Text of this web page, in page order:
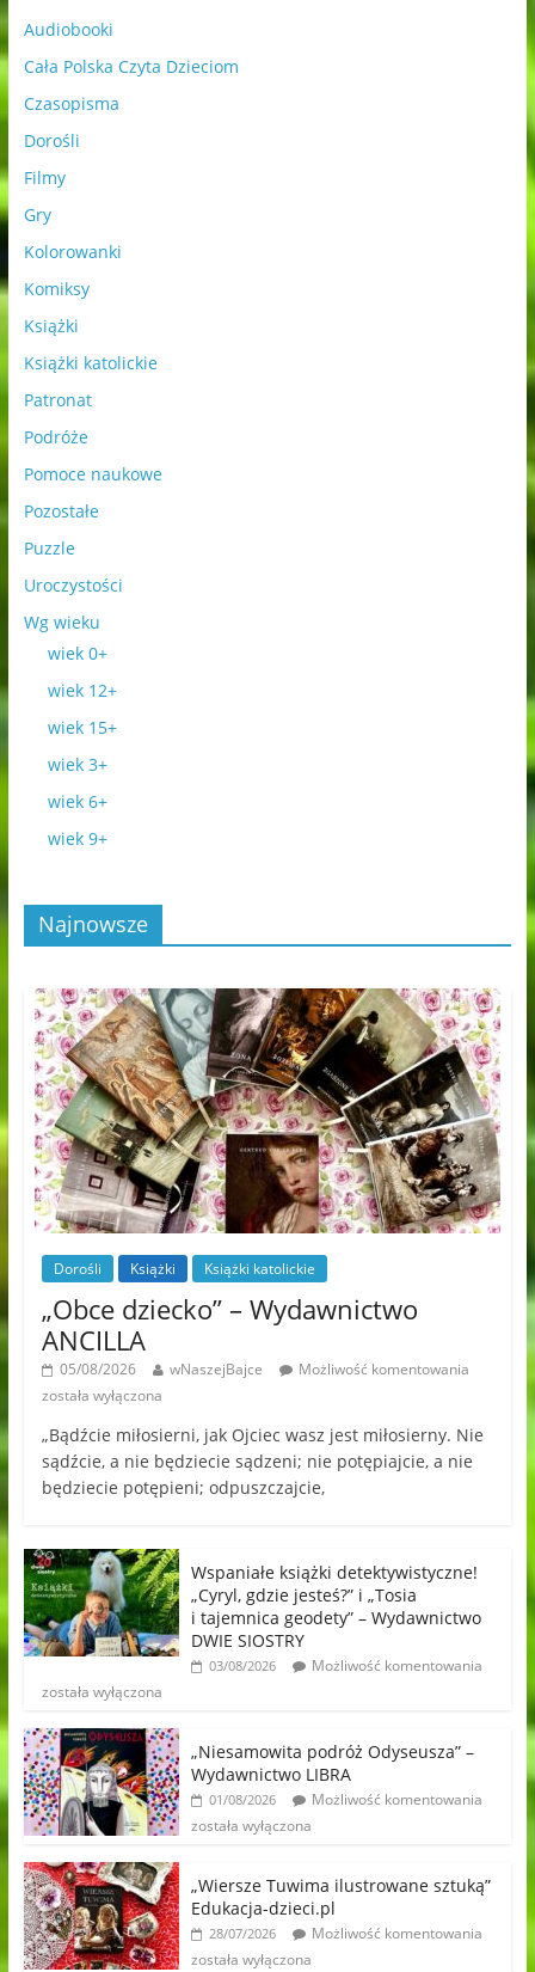
Audiobooki
Cała Polska Czyta Dzieciom
Czasopisma
Dorośli
Filmy
Gry
Kolorowanki
Komiksy
Książki
Książki katolickie
Patronat
Podróże
Pomoce naukowe
Pozostałe
Puzzle
Uroczystości
Wg wieku
wiek 0+
wiek 12+
wiek 15+
wiek 3+
wiek 6+
wiek 9+
Najnowsze
Dorośli Książki Książki katolickie
„Obce dziecko” – Wydawnictwo
ANCILLA
05/08/2026 wNaszejBajce
Możliwość komentowania
została wyłączona
„Bądźcie miłosierni, jak Ojciec wasz jest miłosierny. Nie
sądźcie, a nie będziecie sądzeni; nie potępiajcie, a nie
będziecie potępieni; odpuszczajcie,
Wspaniałe książki detektywistyczne!
„Cyryl, gdzie jesteś?” i „Tosia
i tajemnica geodety” – Wydawnictwo
DWIE SIOSTRY
03/08/2026
Możliwość komentowania
została wyłączona
„Niesamowita podróż Odyseusza” –
Wydawnictwo LIBRA
01/08/2026
Możliwość komentowania
została wyłączona
„Wiersze Tuwima ilustrowane sztuką”
Edukacja-dzieci.pl
28/07/2026
Możliwość komentowania
została wyłączona